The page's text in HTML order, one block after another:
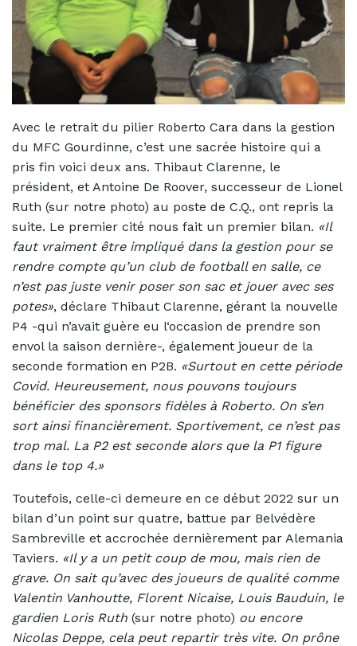
Avec le retrait du pilier Roberto Cara dans la gestion
du MFC Gourdinne, c’est une sacrée histoire qui a
pris fin voici deux ans. Thibaut Clarenne, le
président, et Antoine De Roover, successeur de Lionel
Ruth (sur notre photo) au poste de C.Q., ont repris la
suite. Le premier cité nous fait un premier bilan. «Il
faut vraiment être impliqué dans la gestion pour se
rendre compte qu’un club de football en salle, ce
n’est pas juste venir poser son sac et jouer avec ses
potes», déclare Thibaut Clarenne, gérant la nouvelle
P4 -qui n’avait guère eu l‘occasion de prendre son
envol la saison dernière-, également joueur de la
seconde formation en P2B. «Surtout en cette période
Covid. Heureusement, nous pouvons toujours
bénéficier des sponsors fidèles à Roberto. On s’en
sort ainsi financièrement. Sportivement, ce n’est pas
trop mal. La P2 est seconde alors que la P1 figure
dans le top 4.»
Toutefois, celle-ci demeure en ce début 2022 sur un
bilan d’un point sur quatre, battue par Belvédère
Sambreville et accrochée dernièrement par Alemania
Taviers. «Il y a un petit coup de mou, mais rien de
grave. On sait qu’avec des joueurs de qualité comme
Valentin Vanhoutte, Florent Nicaise, Louis Bauduin, le
gardien Loris Ruth (sur notre photo) ou encore
Nicolas Deppe, cela peut repartir très vite. On prône